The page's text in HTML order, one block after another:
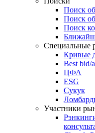
Облигации
Поиски
Поиск
Поиск
Поиск
Специальные
Кривые
Best bid/
ЦФА
ESG
Сукук